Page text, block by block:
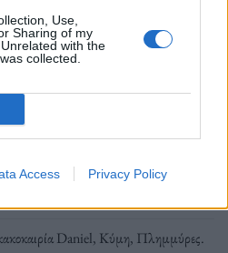
Use,
Sharing of my
with the
collected.
Access Privacy Policy
το OLAFAQ
News
Daniel, Κύμη, Πλημμύρες.